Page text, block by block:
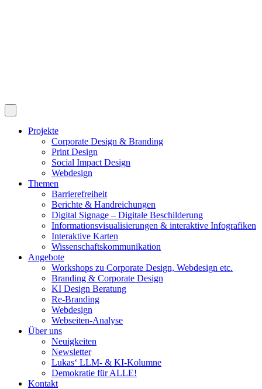
Projekte
Corporate Design & Branding
Print Design
Social Impact Design
Webdesign
Themen
Barrierefreiheit
Berichte & Handreichungen
Digital Signage – Digitale Beschilderung
Informationsvisualisierungen & interaktive Infografiken
Interaktive Karten
Wissenschaftskommunikation
Angebote
Workshops zu Corporate Design, Webdesign etc.
Branding & Corporate Design
KI Design Beratung
Re-Branding
Webdesign
Webseiten-Analyse
Über uns
Neuigkeiten
Newsletter
Lukas‘ LLM- & KI-Kolumne
Demokratie für ALLE!
Kontakt